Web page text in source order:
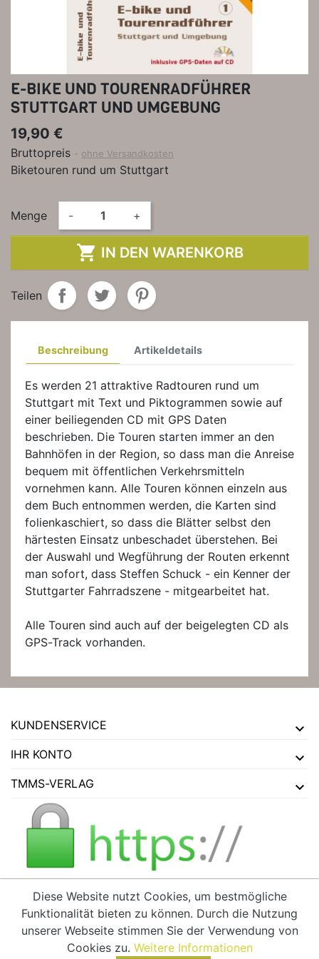
E-BIKE UND TOURENRADFÜHRER
STUTTGART UND UMGEBUNG
19,90 €
Bruttopreis ohne Versandkosten
Biketouren rund um Stuttgart
Menge - +
 IN DEN WARENKORB
Teilen
Beschreibung Artikeldetails
Es werden 21 attraktive Radtouren rund um
Stuttgart mit Text und Piktogrammen sowie auf
einer beiliegenden CD mit GPS Daten
beschrieben. Die Touren starten immer an den
Bahnhöfen in der Region, so dass man die Anreise
bequem mit öffentlichen Verkehrsmitteln
vornehmen kann. Alle Touren können einzeln aus
dem Buch entnommen werden, die Karten sind
folienkaschiert, so dass die Blätter selbst den
härtesten Einsatz unbeschadet überstehen. Bei
der Auswahl und Wegführung der Routen erkennt
man sofort, dass Steffen Schuck - ein Kenner der
Stuttgarter Fahrradszene - mitgearbeitet hat.
Alle Touren sind auch auf der beigelegten CD als
GPS-Track vorhanden.
KUNDENSERVICE
IHR KONTO
TMMS-VERLAG
VERTRAG WIDERRUFEN
Diese Website nutzt Cookies, um bestmögliche
Funktionalität bieten zu können. Durch die Nutzung
unserer Webseite stimmen Sie der Verwendung von
Cookies zu. Weitere Informationen